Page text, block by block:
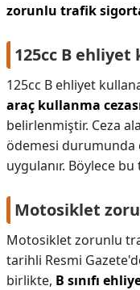
zorunlu trafik
125cc B
125cc B ehliyet
araç kullanma
belirlenmiştir. Ceza
ödemesi durumunda
uygulanır. Böylece
Motosiklet
Motosiklet zorunlu
tarihli Resmi
birlikte, B sınıfı